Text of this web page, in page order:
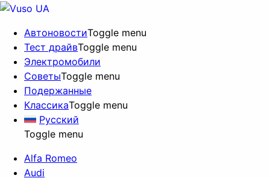
АвтоновостиToggle menu
Тест драйвToggle menu
Электромобили
СоветыToggle menu
Подержанные
КлассикаToggle menu
Русский
Toggle menu
Alfa Romeo
Audi